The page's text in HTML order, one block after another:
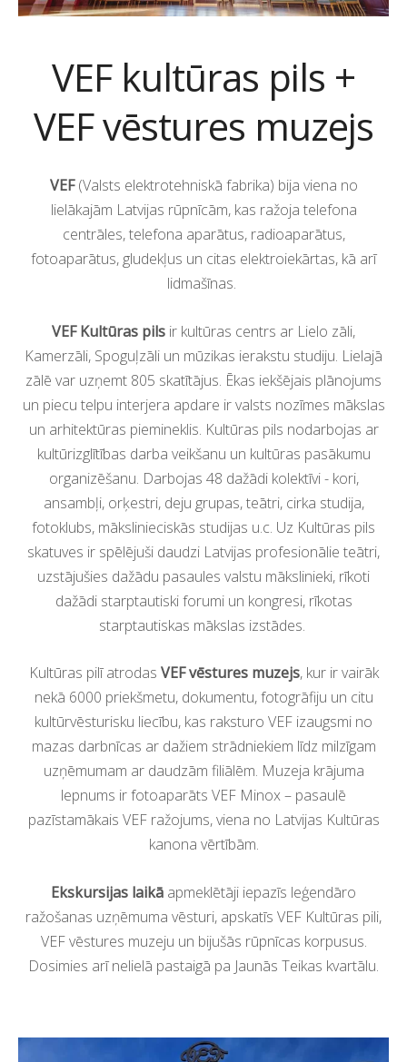
VEF kultūras pils +
VEF vēstures muzejs
VEF(Valsts elektrotehniskā fabrika) bija viena no
lielākajām Latvijas rūpnīcām, kas ražoja telefona
centrāles, telefona aparātus, radioaparātus,
fotoaparātus, gludekļus un citas elektroiekārtas, kā arī
lidmašīnas.
VEF Kultūras pils ir kultūras centrs ar Lielo zāli,
Kamerzāli, Spoguļzāli un mūzikas ierakstu studiju. Lielajā
zālē var uzņemt 805 skatītājus. Ēkas iekšējais plānojums
un piecu telpu interjera apdare ir valsts nozīmes mākslas
un arhitektūras piemineklis. Kultūras pils nodarbojas ar
kultūrizglītības darba veikšanu un kultūras pasākumu
organizēšanu. Darbojas 48 dažādi kolektīvi - kori,
ansambļi, orķestri, deju grupas, teātri, cirka studija,
fotoklubs, mākslinieciskās studijas u.c. Uz Kultūras pils
skatuves ir spēlējuši daudzi Latvijas profesionālie teātri,
uzstājušies dažādu pasaules valstu mākslinieki, rīkoti
dažādi starptautiski forumi un kongresi, rīkotas
starptautiskas mākslas izstādes.
Kultūras pilī atrodas VEF vēstures muzejs, kur ir vairāk
nekā 6000 priekšmetu, dokumentu, fotogrāfiju un citu
kultūrvēsturisku liecību, kas raksturo VEF izaugsmi no
mazas darbnīcas ar dažiem strādniekiem līdz milzīgam
uzņēmumam ar daudzām filiālēm. Muzeja krājuma
lepnums ir fotoaparāts VEF Minox – pasaulē
pazīstamākais VEF ražojums, viena no Latvijas Kultūras
kanona vērtībām.
Ekskursijas laikā apmeklētāji iepazīs leģendāro
ražošanas uzņēmuma vēsturi, apskatīs VEF Kultūras pili,
VEF vēstures muzeju un bijušās rūpnīcas korpusus.
Dosimies arī nelielā pastaigā pa Jaunās Teikas kvartālu.